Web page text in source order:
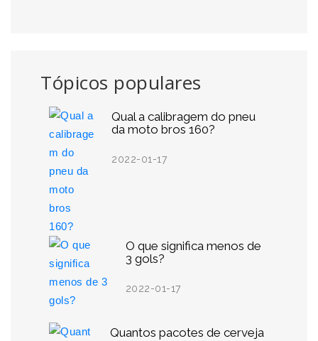
Tópicos populares
Qual a calibragem do pneu
da moto bros 160?
2022-01-17
O que significa menos de
3 gols?
2022-01-17
Quantos pacotes de cerveja